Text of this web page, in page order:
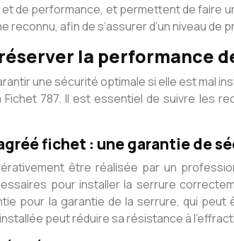
de performance, et permettent de faire
afin de s’assurer d’un niveau de
la performance
une sécurité optimale si elle est mal
787. Il est essentiel de suivre les
fichet : une garantie de
être réalisée par un
pour installer la serrure
pour la garantie de la serrure, qui
peut réduire sa résistance à